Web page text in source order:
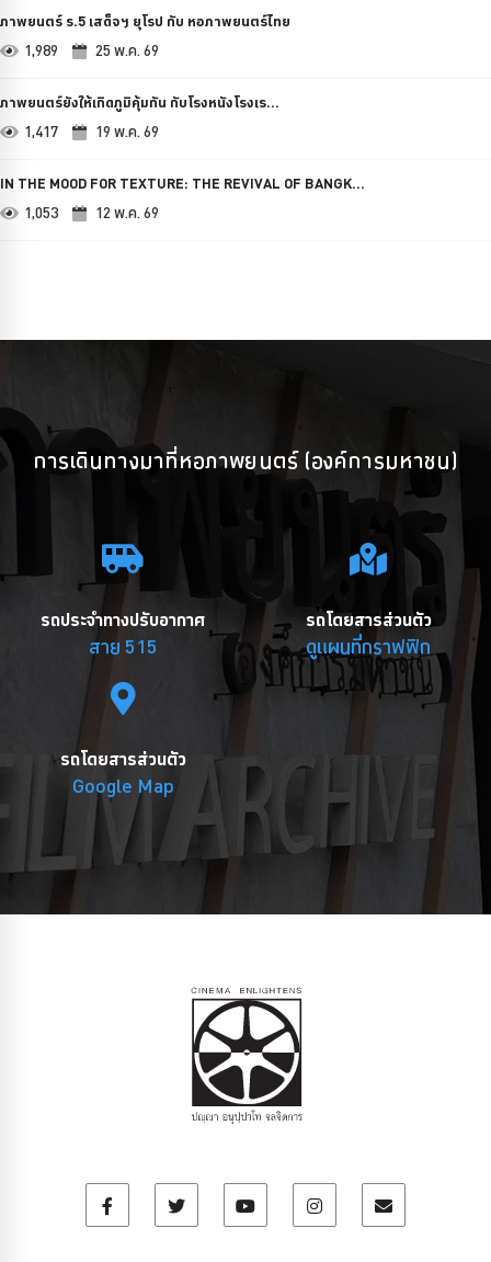
ภาพยนตร์ ร.5 เสด็จฯ ยุโรป กับ หอภาพยนตร์ไทย
1,989 25 พ.ค. 69
ภาพยนตร์ยังให้เกิดภูมิคุ้มกัน กับโรงหนังโรงเร...
1,417 19 พ.ค. 69
IN THE MOOD FOR TEXTURE: THE REVIVAL OF BANGK...
1,053 12 พ.ค. 69
การเดินทางมาที่หอภาพยนตร์ (องค์การมหาชน)
รถประจำทางปรับอากาศ
สาย 515
รถโดยสารส่วนตัว
ดูแผนที่กราฟฟิก
รถโดยสารส่วนตัว
Google Map